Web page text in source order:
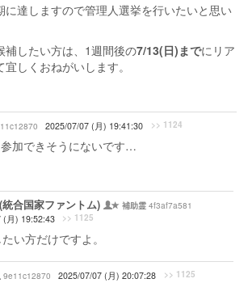
に達しますので管理人選挙を行いたいと思い
補したい方は、1週間後の7/13(日)までにリア
しくおねがいします。
2025/07/07 (月) 19:41:30 >> 1124
加できそうにないです…
合国家ファントム) 補助霊 4f3af7a581
(月) 19:52:43
>> 1125
い方だけですよ。
9e11c12870 2025/07/07 (月) 20:07:28 >> 1125